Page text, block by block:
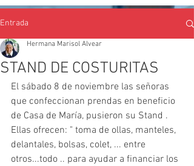
Entrada
STAND DE COSTURITAS
Hermana Marisol Alvear
El sábado 8 de noviembre las señoras
que confeccionan prendas en beneficio
de Casa de María, pusieron su Stand .
Ellas ofrecen: " toma de ollas, manteles,
delantales, bolsas, colet, ... entre
otros...todo .. para ayudar a financiar los